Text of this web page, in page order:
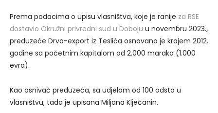
Prema podacima o upisu vlasništva, koje je ranije za RSE
dostavio Okružni privredni sud u Doboju u novembru 2023.,
preduzeće Drvo-export iz Teslića osnovano je krajem 2012.
godine sa početnim kapitalom od 2.000 maraka (1.000
evra).
Kao osnivač preduzeća, sa udjelom od 100 odsto u
vlasništvu, tada je upisana Miljana Klječanin.